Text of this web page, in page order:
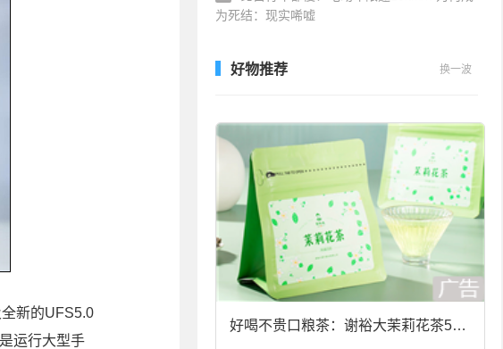
新的UFS5.0
运行大型手
为死结：现实唏嘘
好物推荐 换一波
好喝不贵口粮茶：谢裕大茉莉花茶50g